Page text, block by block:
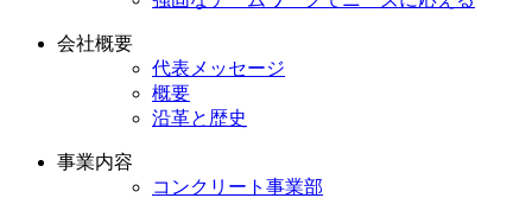
会社概要
代表メッセージ
概要
沿革と歴史
事業内容
コンクリート事業部